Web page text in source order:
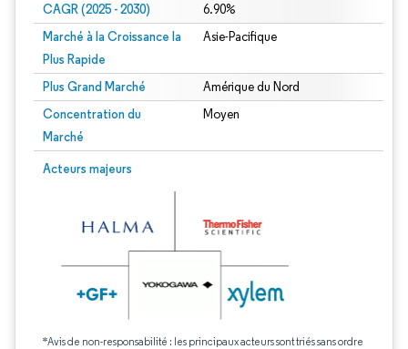
CAGR (2025 - 2030) 6.90%
Marché à la Croissance la
Plus Rapide
Asie-Pacifique
Plus Grand Marché Amérique du Nord
Concentration du
Marché
Moyen
Acteurs majeurs
*Avis de non-responsabilité : les principaux acteurs sont triés sans ordre